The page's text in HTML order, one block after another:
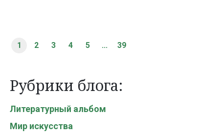
1 2 3 4 5 ... 39
Рубрики блога:
Литературный альбом
Мир искусства